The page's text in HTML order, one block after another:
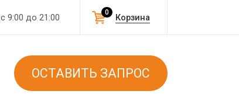
с 9:00 до 21:00 Корзина
0
ОСТАВИТЬ ЗАПРОС